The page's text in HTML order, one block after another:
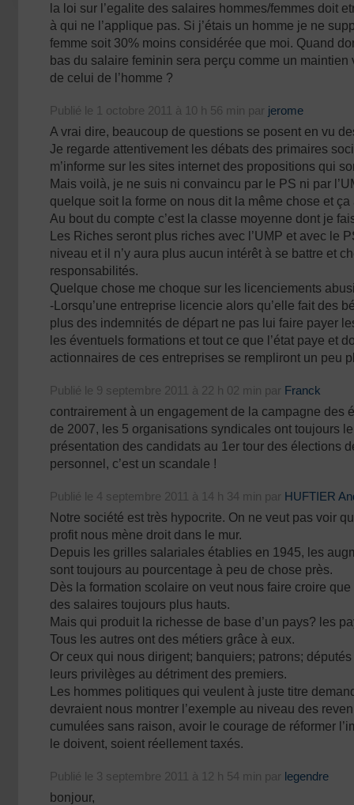
la loi sur l’egalite des salaires hommes/femmes doit
à qui ne l’applique pas. Si j’étais un homme je ne
femme soit 30% moins considérée que moi. Quand
bas du salaire feminin sera perçu comme un maintien
de celui de l’homme ?
Publié le 1 octobre 2011 à 10 h 56 min par jerome
A vrai dire, beaucoup de questions se posent en vu
Je regarde attentivement les débats des primaires
m’informe sur les sites internet des propositions qui
Mais voilà, je ne suis ni convaincu par le PS ni par
quelque soit la forme on nous dit la même chose et ça
Au bout du compte c’est la classe moyenne dont je
Les Riches seront plus riches avec l’UMP et avec le
niveau et il n’y aura plus aucun intérêt à se battre et
responsabilités.
Quelque chose me choque sur les licenciements
-Lorsqu’une entreprise licencie alors qu’elle fait des
plus des indemnités de départ ne pas lui faire payer
les éventuels formations et tout ce que l’état paye et
actionnaires de ces entreprises se rempliront un peu
Publié le 9 septembre 2011 à 22 h 02 min par Franck
contrairement à un engagement de la campagne des
de 2007, les 5 organisations syndicales ont toujours
présentation des candidats au 1er tour des élections
personnel, c’est un scandale !
Publié le 4 septembre 2011 à 14 h 34 min par HUFTIER
Notre société est très hypocrite. On ne veut pas voir
profit nous mène droit dans le mur.
Depuis les grilles salariales établies en 1945, les
sont toujours au pourcentage à peu de chose près.
Dès la formation scolaire on veut nous faire croire
des salaires toujours plus hauts.
Mais qui produit la richesse de base d’un pays? les
Tous les autres ont des métiers grâce à eux.
Or ceux qui nous dirigent; banquiers; patrons;
leurs privilèges au détriment des premiers.
Les hommes politiques qui veulent à juste titre
devraient nous montrer l’exemple au niveau des
cumulées sans raison, avoir le courage de réformer
le doivent, soient réellement taxés.
Publié le 3 septembre 2011 à 12 h 54 min par legendre
bonjour,